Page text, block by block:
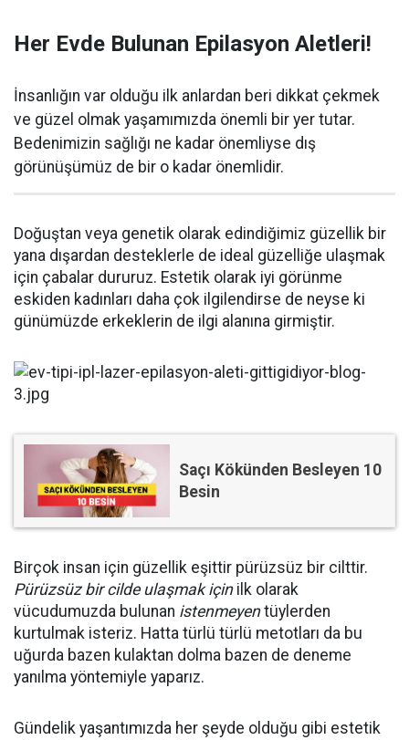
Her Evde Bulunan Epilasyon Aletleri!
İnsanlığın var olduğu ilk anlardan beri dikkat çekmek
ve güzel olmak yaşamımızda önemli bir yer tutar.
Bedenimizin sağlığı ne kadar önemliyse dış
görünüşümüz de bir o kadar önemlidir.
Doğuştan veya genetik olarak edindiğimiz güzellik bir
yana dışardan desteklerle de ideal güzelliğe ulaşmak
için çabalar dururuz. Estetik olarak iyi görünme
eskiden kadınları daha çok ilgilendirse de neyse ki
günümüzde erkeklerin de ilgi alanına girmiştir.
Saçı Kökünden Besleyen 10
Besin
Birçok insan için güzellik eşittir pürüzsüz bir cilttir.
Pürüzsüz bir cilde ulaşmak içinilk olarak
vücudumuzda bulunan istenmeyentüylerden
kurtulmak isteriz. Hatta türlü türlü metotları da bu
uğurda bazen kulaktan dolma bazen de deneme
yanılma yöntemiyle yaparız.
Gündelik yaşantımızda her şeyde olduğu gibi estetik